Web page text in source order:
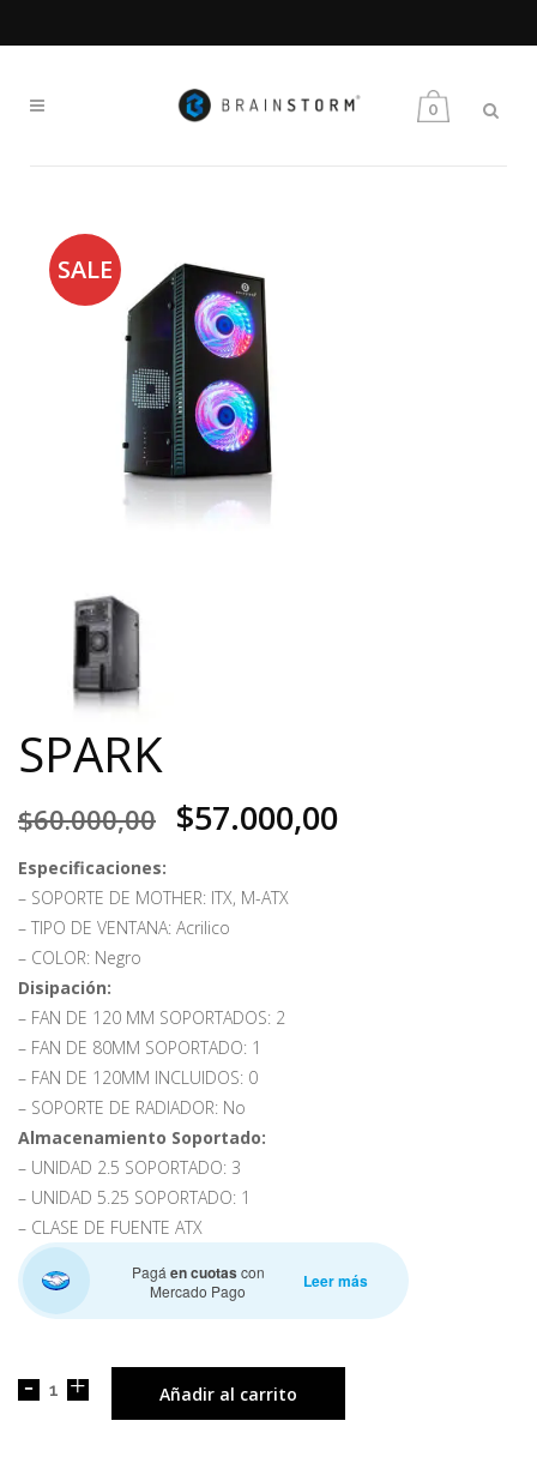
0
SALE
SPARK
$60.000,00 $57.000,00
Especificaciones:
– SOPORTE DE MOTHER: ITX, M-ATX
– TIPO DE VENTANA: Acrilico
– COLOR: Negro
Disipación:
– FAN DE 120 MM SOPORTADOS: 2
– FAN DE 80MM SOPORTADO: 1
– FAN DE 120MM INCLUIDOS: 0
– SOPORTE DE RADIADOR: No
Almacenamiento Soportado:
– UNIDAD 2.5 SOPORTADO: 3
– UNIDAD 5.25 SOPORTADO: 1
– CLASE DE FUENTE ATX
Pagá en cuotas con
Mercado Pago
Leer más
Añadir al carrito